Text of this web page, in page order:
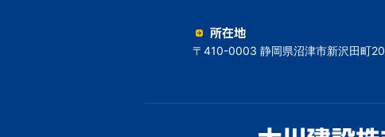
〒410-0003 静岡県沼津市新沢田町